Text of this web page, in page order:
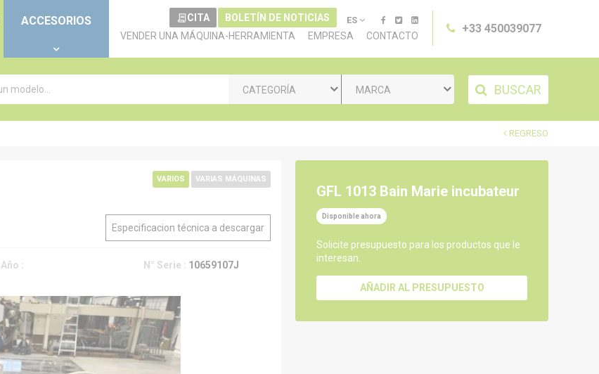
ACCESORIOS
+33 450039077
CITA BOLETÍN DE NOTICIAS ES
VENDER UNA MÁQUINA-HERRAMIENTA EMPRESA CONTACTO
CATEGORÍA MARCA BUSCAR
REGRESO
VARIOS VARIAS MÁQUINAS
Especificacion técnica a descargar
Año : N° Serie : 10659107J
GFL 1013 Bain Marie incubateur
Disponible ahora
Solicite presupuesto para los productos que le
interesan.
AÑADIR AL PRESUPUESTO